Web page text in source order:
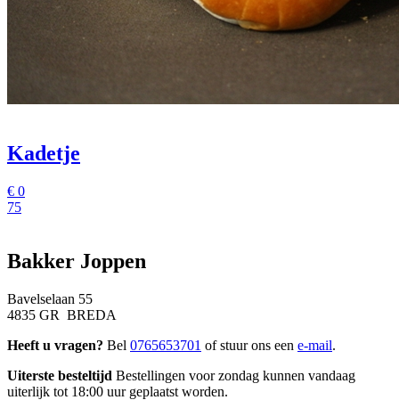
Kadetje
€ 0
75
Bakker Joppen
Bavelselaan 55
4835 GR BREDA
Heeft u vragen? Bel 0765653701 of stuur ons een e-mail.
Uiterste besteltijd Bestellingen voor zondag kunnen vandaag
uiterlijk tot 18:00 uur geplaatst worden.